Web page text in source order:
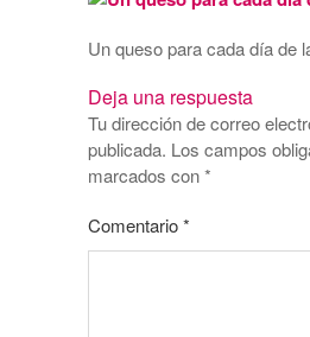
Un queso para cada día de
Deja una respuesta
Tu dirección de correo
publicada. Los campos
marcados con*
Comentario*